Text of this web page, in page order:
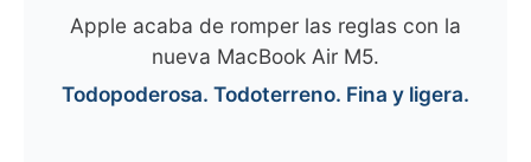
Apple acaba de romper las reglas con la
nueva MacBook Air M5.
Todopoderosa. Todoterreno. Fina y ligera.